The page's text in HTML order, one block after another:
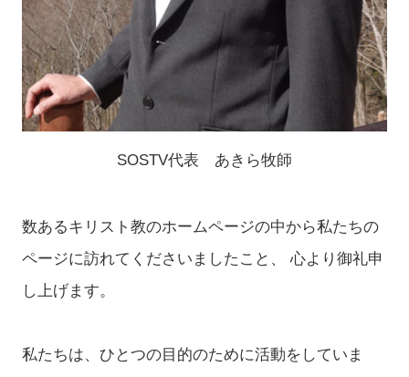
SOSTV代表 あきら牧師
数あるキリスト教のホームページの中から私たちの
ページに訪れてくださいましたこと、 心より御礼申
し上げます。
私たちは、ひとつの目的のために活動をしていま